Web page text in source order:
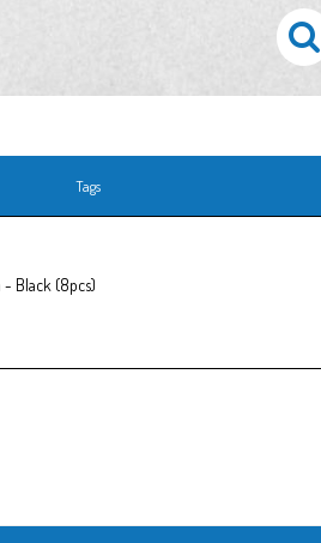
Tags
Black (8pcs)